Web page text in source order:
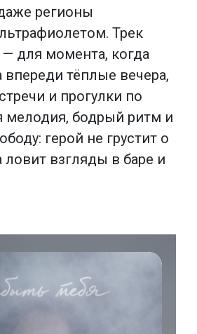
регионы
Трек
— для момента, когда
впереди тёплые вечера,
и прогулки по
мелодия, бодрый ритм и
герой не грустит о
ловит взгляды в баре и